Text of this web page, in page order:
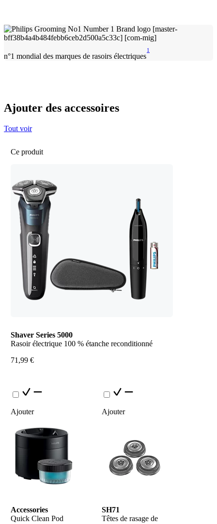
n°1 mondial des marques de rasoirs électriques
1
Ajouter des accessoires
Tout voir
Ce produit
Shaver Series 5000
Rasoir électrique 100 % étanche reconditionné
71,99 €
Ajouter
Accessories
Quick Clean Pod
Ajouter
SH71
Têtes de rasage de